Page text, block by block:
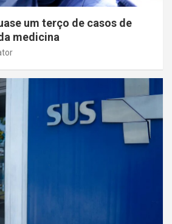
um terço de casos de
medicina